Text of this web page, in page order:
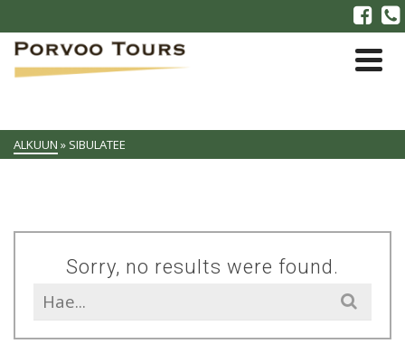
ALKUUN » SIBULATEE
Sorry, no results were found.
Search
for: